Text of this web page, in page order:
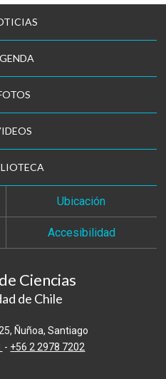
Ubicación
Accesibilidad
Ciencias
de Chile
Ñuñoa, Santiago
- +56 2 2978 7202